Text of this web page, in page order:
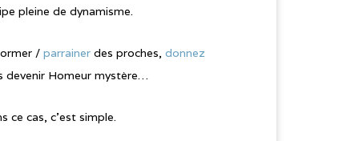
pleine de dynamisme.
/parrainer des proches,donnez
devenir Homeur mystère…
ce cas, c’est simple.